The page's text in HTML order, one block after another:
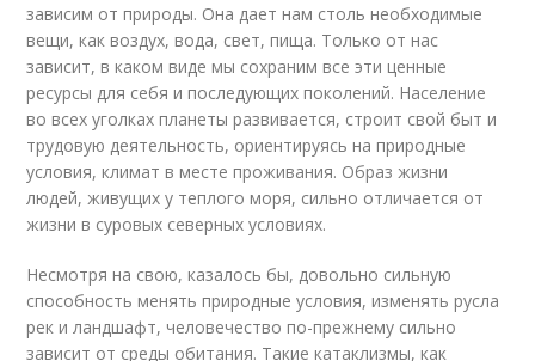
зависим от природы. Она дает нам столь необходимые
вещи, как воздух, вода, свет, пища. Только от нас
зависит, в каком виде мы сохраним все эти ценные
ресурсы для себя и последующих поколений. Население
во всех уголках планеты развивается, строит свой быт и
трудовую деятельность, ориентируясь на природные
условия, климат в месте проживания. Образ жизни
людей, живущих у теплого моря, сильно отличается от
жизни в суровых северных условиях.
Несмотря на свою, казалось бы, довольно сильную
способность менять природные условия, изменять русла
рек и ландшафт, человечество по-прежнему сильно
зависит от среды обитания. Такие катаклизмы, как